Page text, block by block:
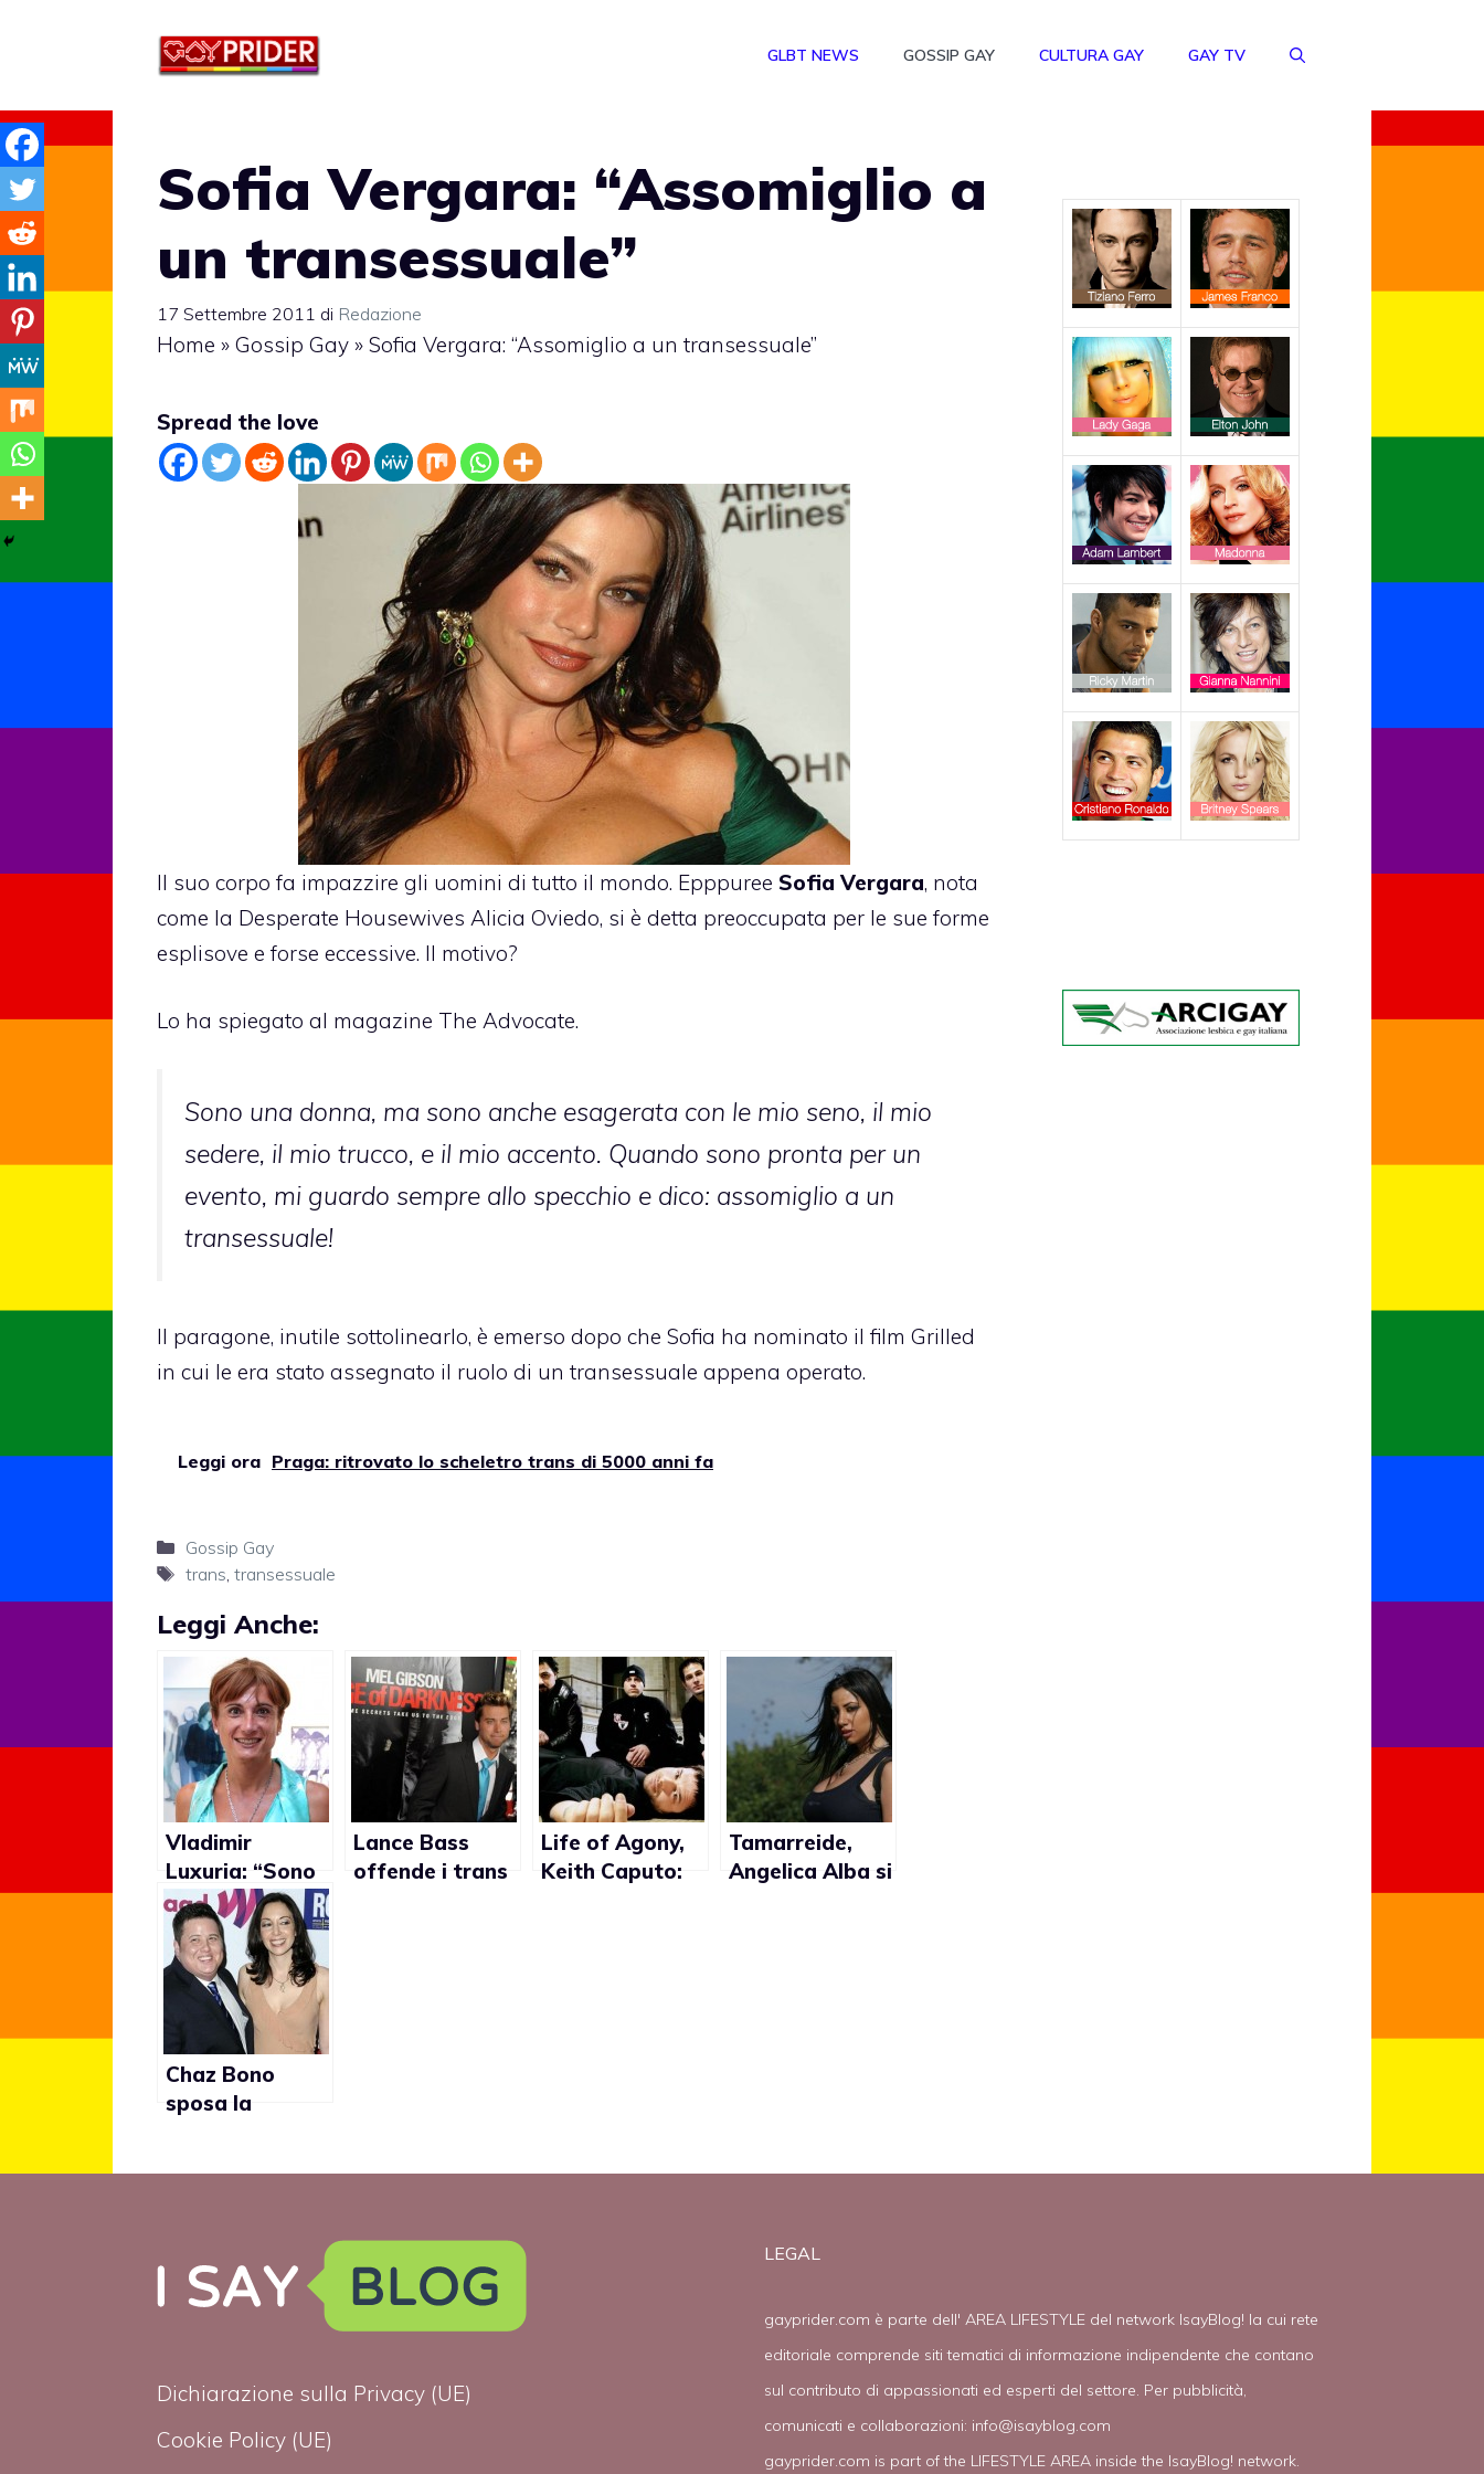
GLBT NEWS GOSSIP GAY CULTURA GAY GAY TV
Sofia Vergara: “Assomiglio a
un transessuale”
17 Settembre 2011 di Redazione
Home » Gossip Gay » Sofia Vergara: “Assomiglio a un transessuale”
Spread the love
Il suo corpo fa impazzire gli uomini di tutto il mondo. Epppuree Sofia Vergara, nota
come la Desperate Housewives Alicia Oviedo, si è detta preoccupata per le sue forme
esplisove e forse eccessive. Il motivo?
Lo ha spiegato al magazine The Advocate.
Sono una donna, ma sono anche esagerata con le mio seno, il mio
sedere, il mio trucco, e il mio accento. Quando sono pronta per un
evento, mi guardo sempre allo specchio e dico: assomiglio a un
transessuale!
Il paragone, inutile sottolinearlo, è emerso dopo che Sofia ha nominato il film Grilled
in cui le era stato assegnato il ruolo di un transessuale appena operato.
Leggi ora Praga: ritrovato lo scheletro trans di 5000 anni fa
Categorie
Gossip Gay
Tag
trans, transessuale
Leggi Anche:
Vladimir
Luxuria: “Sono
trans. Mai
voluto essere
vista dagli altri
come una
donna”
Lance Bass
offende i trans
Life of Agony,
Keith Caputo:
Tamarreide,
Angelica Alba si
Chaz Bono
sposa la
Dichiarazione sulla Privacy (UE)
Cookie Policy (UE)
LEGAL
gayprider.com è parte dell' AREA LIFESTYLE del network IsayBlog! la cui rete
editoriale comprende siti tematici di informazione indipendente che contano
sul contributo di appassionati ed esperti del settore. Per pubblicità,
comunicati e collaborazioni: info@isayblog.com
gayprider.com is part of the LIFESTYLE AREA inside the IsayBlog! network.